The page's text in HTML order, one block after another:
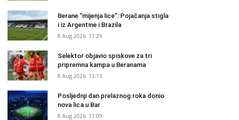
Berane “mijenja lice”: Pojačanja stigla
i iz Argentine i Brazila
8 Aug 2026. 13:29
Selektor objavio spiskove za tri
pripremna kampa u Beranama
8 Aug 2026. 13:15
Posljednji dan prelaznog roka donio
nova lica u Bar
8 Aug 2026. 13:09